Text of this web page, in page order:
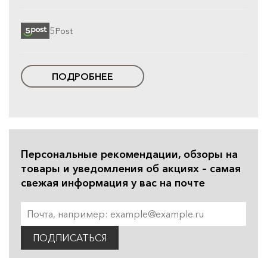
5Post
ПОДРОБНЕЕ
Персональные рекомендации, обзоры на
товары и уведомления об акциях – самая
свежая информация у вас на почте
ПОДПИСАТЬСЯ